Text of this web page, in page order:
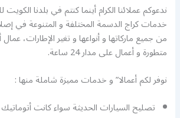
ندعوكم عملائنا الكرام أينما كنتم في بلدنا
خدمات كراج الدسمة المختلفة و المتنوعة في
من جميع ماركاتها و أنواعها و تغير الإطارات،
متطورة و أعمال على مدار 24 ساعة.
نوفر لكم أعمالا” و خدمات مميزة شاملة منها :
تصليح السيارات الحديثة سواء كانت أتوماتيك